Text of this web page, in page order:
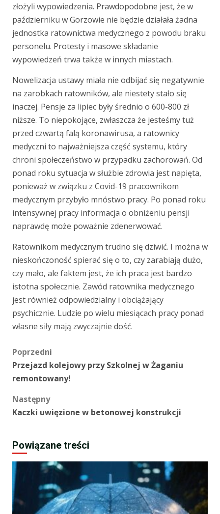
złożyli wypowiedzenia. Prawdopodobne jest, że w
październiku w Gorzowie nie będzie działała żadna
jednostka ratownictwa medycznego z powodu braku
personelu. Protesty i masowe składanie
wypowiedzeń trwa także w innych miastach.
Nowelizacja ustawy miała nie odbijać się negatywnie
na zarobkach ratowników, ale niestety stało się
inaczej. Pensje za lipiec były średnio o 600-800 zł
niższe. To niepokojące, zwłaszcza że jesteśmy tuż
przed czwartą falą koronawirusa, a ratownicy
medyczni to najważniejsza część systemu, który
chroni społeczeństwo w przypadku zachorowań. Od
ponad roku sytuacja w służbie zdrowia jest napięta,
ponieważ w związku z Covid-19 pracownikom
medycznym przybyło mnóstwo pracy. Po ponad roku
intensywnej pracy informacja o obniżeniu pensji
naprawdę może poważnie zdenerwować.
Ratownikom medycznym trudno się dziwić. I można w
nieskończoność spierać się o to, czy zarabiają dużo,
czy mało, ale faktem jest, że ich praca jest bardzo
istotna społecznie. Zawód ratownika medycznego
jest również odpowiedzialny i obciążający
psychicznie. Ludzie po wielu miesiącach pracy ponad
własne siły mają zwyczajnie dość.
Zobacz
wpisy
Poprzedni
Przejazd kolejowy przy Szkolnej w Żaganiu
remontowany!
Następny
Kaczki uwięzione w betonowej konstrukcji
Powiązane treści